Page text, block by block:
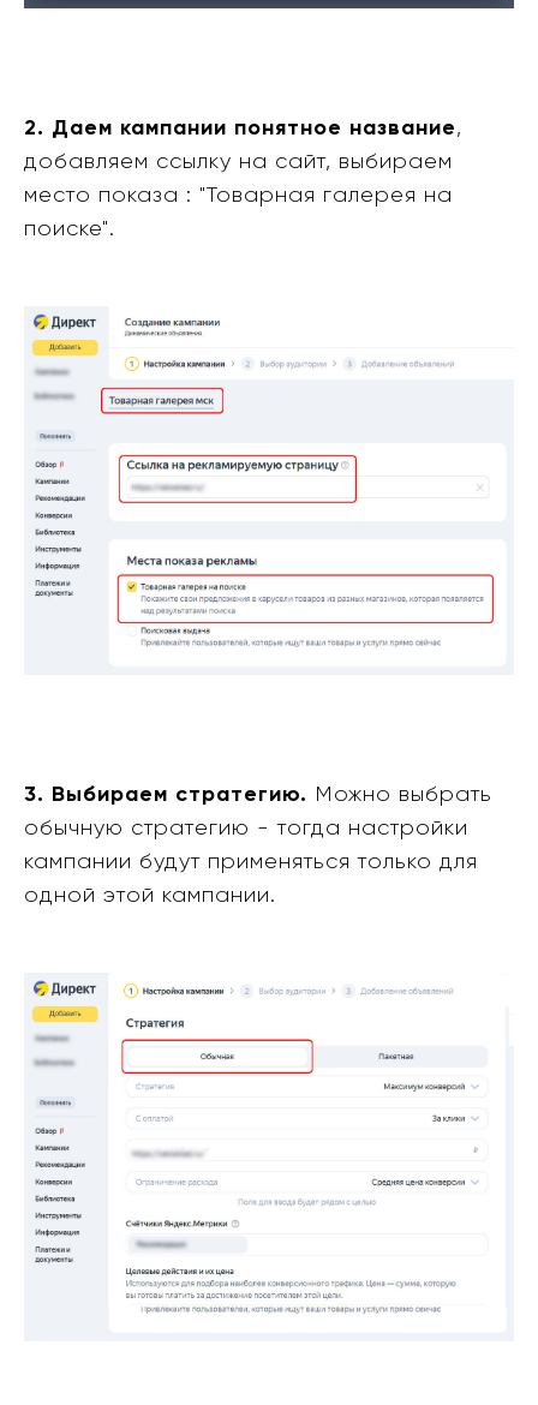
2. Даем кампании понятное название,
добавляем ссылку на сайт, выбираем
место показа : "Товарная галерея на
поиске".
3. Выбираем стратегию.
Можно выбрать
обычную стратегию - тогда настройки
кампании будут применяться только для
одной этой кампании.